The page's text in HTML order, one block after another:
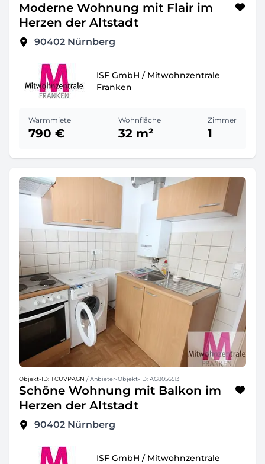
Moderne Wohnung mit Flair im
Herzen der Altstadt
90402 Nürnberg
ISF GmbH / Mitwohnzentrale
Franken
Warmmiete
790 €
Wohnfläche
32 m²
Zimmer
1
Objekt-ID: TCUVPAGN / Anbieter-Objekt-ID: AG8056513
Schöne Wohnung mit Balkon im
Herzen der Altstadt
90402 Nürnberg
ISF GmbH / Mitwohnzentrale